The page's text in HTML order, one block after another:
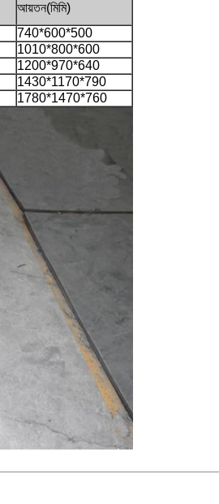
আয়তন(মিমি)
740*600*500
1010*800*600
1200*970*640
1430*1170*790
1780*1470*760